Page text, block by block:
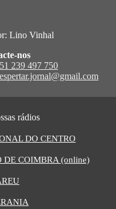
Lino Vinhal
nos
239 497 750
rádios
DO CENTRO
DE COIMBRA (online)